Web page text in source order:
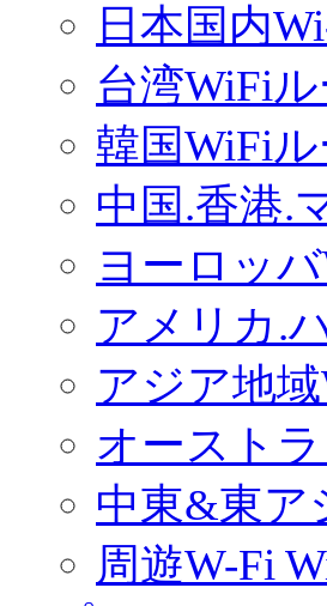
日本国内
台湾WiFi
韓国WiFi
中国.香港.
ヨーロッ
アメリカ.
アジア地
オースト
中東&東ア
周遊W-Fi